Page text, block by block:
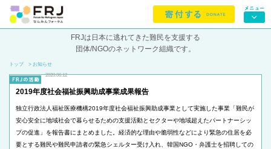
FRJは日本に逃れてきた難民を支援する
団体/NGOのネットワーク組織です。
トップ > お知らせ
2020.06.12
2019年度社会福祉振興助成事業成果報告
独立行政法人福祉医療機構2019年度社会福祉振興助成事業として実施した事業「難民が
安心安全に地域社会で暮らせるための支援活動とセクターや地域超えたパートナーシッ
プの促進」を報告書にまとめました。経済的な理由や脆弱性などにより緊急の住居を必
要とする難民や難民申請者の緊急シェルター受け入れ、韓国NGO・弁護士を招聘しての